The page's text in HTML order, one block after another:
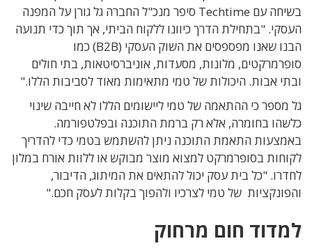
בשיחה עם Techtime סיפר מנכ"ל החברה גל גורן על המפנה
העסקי. "בתחילת הדרך כיוונו ללקוח הביתי, אך תוך כדי תנועה
הבנו שאנו מפספסים את השוק העסקי (B2B) כמו
סופרמרקטים, מלונות, מסעדות, אוניברסיטאות, בתי חולים
ובתי אבות. היכולות של טמי מתאימות מאוד לסביבות הללו."
גל מספר כי ההתאמה של טמי ליישומים הללו לא חייבה שינוי
כלשהו בחומרה, אלא רק ברמת התוכנה ובפלטפורמה.
באמצעות התאמת התוכנה ניתן להשתמש בטמי כדי להדריך
לקוחות בסופרמרקט למצוא מוצר מבוקש או ללוות אורח במלון
לחדרו. "כל בית עסק יכול להתאים את המיתוג, הדיבור,
והפונקציות של טמי לצרכיו ולהפוך בקלות לעסק חכם."
למדוד חום מרחוק